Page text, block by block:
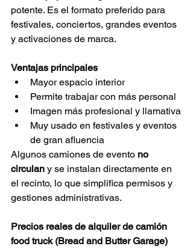
potente. Es el formato preferido para
festivales, conciertos, grandes eventos
y activaciones de marca.
Ventajas principales
Mayor espacio interior
Permite trabajar con más personal
Imagen más profesional y llamativa
Muy usado en festivales y eventos
de gran afluencia
Algunos camiones de evento no
circulan y se instalan directamente en
el recinto, lo que simplifica permisos y
gestiones administrativas.
Precios reales de alquiler de camión
food truck (Bread and Butter Garage)